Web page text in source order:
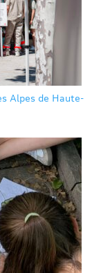
Alpes de Haute-